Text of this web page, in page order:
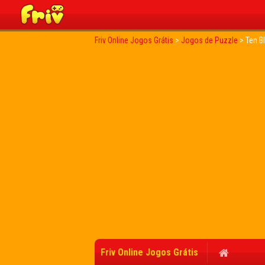
Friv Online Jogos Grátis > Jogos de Puzzle > Ten
Friv Online Jogos Grátis